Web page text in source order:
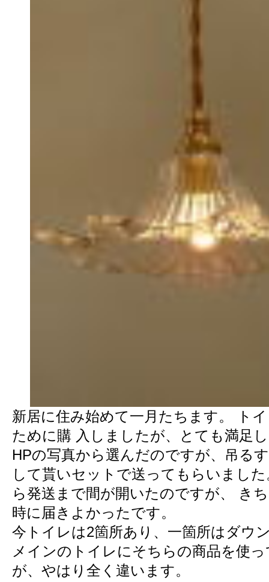
新居に住み始めて一月たちます。 ト
ために購 入しましたが、とても満足
HPの写真から選んだのですが、吊る
して貰いセットで送ってもらいまし
ら発送まで間が開いたのですが、 き
時に届きよかったです。
今トイレは2箇所あり、一箇所はダウ
メインのトイレにそちらの商品を使
が、やはり全く違います。